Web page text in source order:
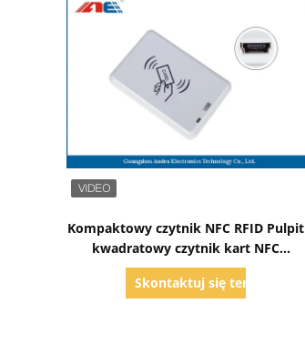
Kompaktowy czytnik NFC RFID Pulpit
kwadratowy czytnik kart NFC
Zintegrowana obsługa kluczy
Skontaktuj się teraz